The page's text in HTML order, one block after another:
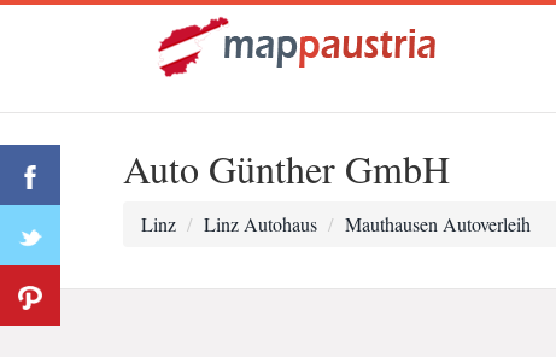
Auto Günther GmbH
Linz Linz Autohaus Mauthausen Autoverleih